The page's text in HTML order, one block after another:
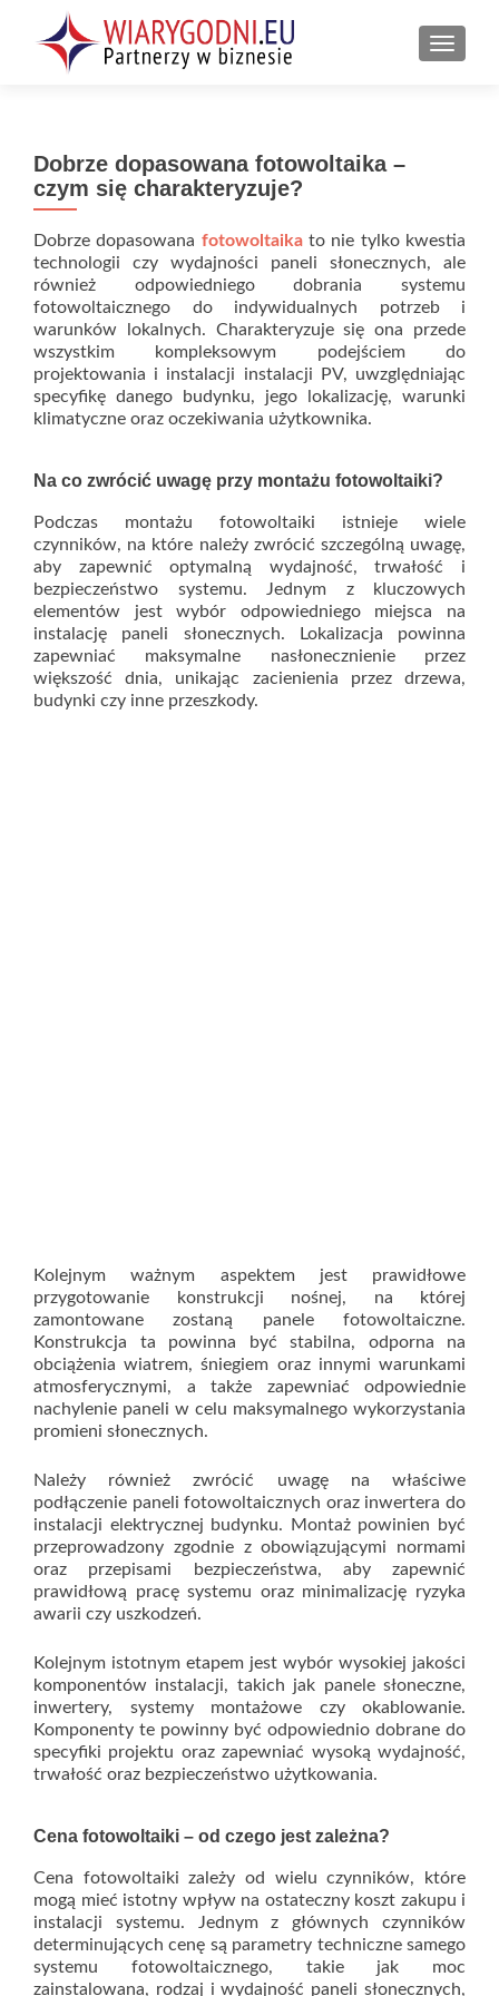
Dobrze dopasowana fotowoltaika –
czym się charakteryzuje?
Dobrze dopasowana fotowoltaikato nie tylko kwestia
technologii czy wydajności paneli słonecznych, ale
również odpowiedniego dobrania systemu
fotowoltaicznego do indywidualnych potrzeb i
warunków lokalnych. Charakteryzuje się ona przede
wszystkim kompleksowym podejściem do
projektowania i instalacji instalacji PV, uwzględniając
specyfikę danego budynku, jego lokalizację, warunki
klimatyczne oraz oczekiwania użytkownika.
Na co zwrócić uwagę przy montażu fotowoltaiki?
Podczas montażu fotowoltaiki istnieje wiele
czynników, na które należy zwrócić szczególną uwagę,
aby zapewnić optymalną wydajność, trwałość i
bezpieczeństwo systemu. Jednym z kluczowych
elementów jest wybór odpowiedniego miejsca na
instalację paneli słonecznych. Lokalizacja powinna
zapewniać maksymalne nasłonecznienie przez
większość dnia, unikając zacienienia przez drzewa,
budynki czy inne przeszkody.
Kolejnym ważnym aspektem jest prawidłowe
przygotowanie konstrukcji nośnej, na której
zamontowane zostaną panele fotowoltaiczne.
Konstrukcja ta powinna być stabilna, odporna na
obciążenia wiatrem, śniegiem oraz innymi warunkami
atmosferycznymi, a także zapewniać odpowiednie
nachylenie paneli w celu maksymalnego wykorzystania
promieni słonecznych.
Należy również zwrócić uwagę na właściwe
podłączenie paneli fotowoltaicznych oraz inwertera do
instalacji elektrycznej budynku. Montaż powinien być
przeprowadzony zgodnie z obowiązującymi normami
oraz przepisami bezpieczeństwa, aby zapewnić
prawidłową pracę systemu oraz minimalizację ryzyka
awarii czy uszkodzeń.
Kolejnym istotnym etapem jest wybór wysokiej jakości
komponentów instalacji, takich jak panele słoneczne,
inwertery, systemy montażowe czy okablowanie.
Komponenty te powinny być odpowiednio dobrane do
specyfiki projektu oraz zapewniać wysoką wydajność,
trwałość oraz bezpieczeństwo użytkowania.
Cena fotowoltaiki – od czego jest zależna?
Cena fotowoltaiki zależy od wielu czynników, które
mogą mieć istotny wpływ na ostateczny koszt zakupu i
instalacji systemu. Jednym z głównych czynników
determinujących cenę są parametry techniczne samego
systemu fotowoltaicznego, takie jak moc
zainstalowana, rodzaj i wydajność paneli słonecznych,